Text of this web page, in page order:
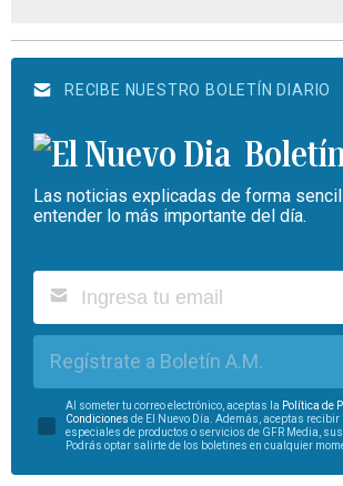
RECIBE NUESTRO BOLETÍN DIARIO
Las noticias explicadas de forma
entender lo más importante del día.
Regístrate a Boletín A.M.
Al someter tu correo electrónico, aceptas la Política de
Condiciones de El Nuevo Día. Además, aceptas
especiales de productos o servicios de GFR Media,
Podrás optar salirte de los boletines en cualquier